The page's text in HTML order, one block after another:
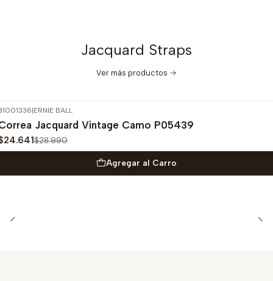
Jacquard Straps
Ver más productos
OFF
|ERNIE BALL
Jacquard Vintage Camo P05439
$28.990
Agregar al Carro